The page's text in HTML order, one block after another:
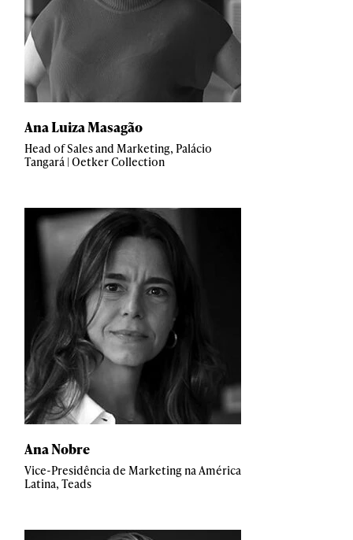
Ana Luiza Masagão
Head of Sales and Marketing, Palácio
Tangará | Oetker Collection
Ana Nobre
Vice-Presidência de Marketing na América
Latina, Teads